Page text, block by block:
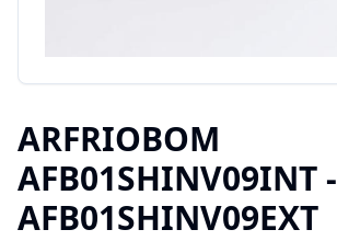
ARFRIOBOM
AFB01SHINV09INT -
AFB01SHINV09EXT